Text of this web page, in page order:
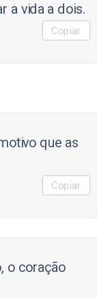
a vida a dois.
Copiar
que as
Copiar
o coração